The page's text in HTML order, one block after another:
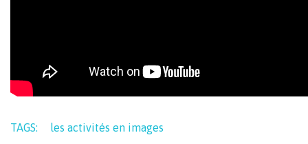
TAGS: les activités en images